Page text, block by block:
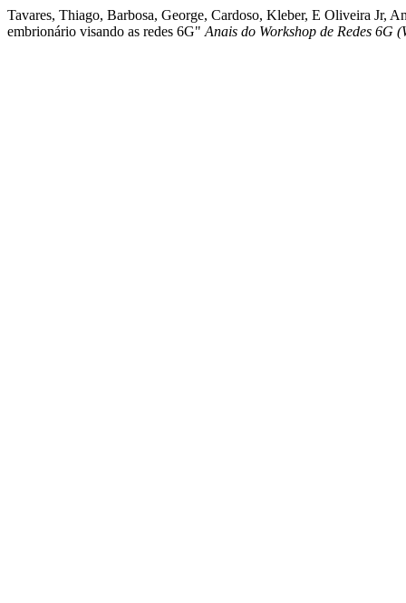
Tavares, Thiago, Barbosa, George, Cardoso, Kleber, E Oliveira Jr,
embrionário visando as redes 6G" Anais do Workshop de Redes 6G